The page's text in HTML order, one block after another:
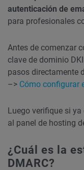
autenticación de
para profesionales
Antes de comenzar
clave de dominio
pasos directamente
–> Cómo configurar
Luego verifique si
al panel de hosting
¿Cuál es la
DMARC?